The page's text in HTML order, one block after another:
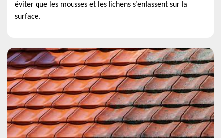
éviter que les mousses et les lichens s’entassent sur la
surface.